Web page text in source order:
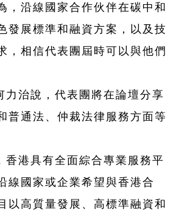
，沿線國家合作伙伴在碳中和
發展標準和融資方案，以及技
，相信代表團屆時可以與他們
力治說，代表團將在論壇分享
普通法、仲裁法律服務方面等
香港具有全面綜合專業服務平
線國家或企業希望與香港合
以高質量發展、高標準融資和